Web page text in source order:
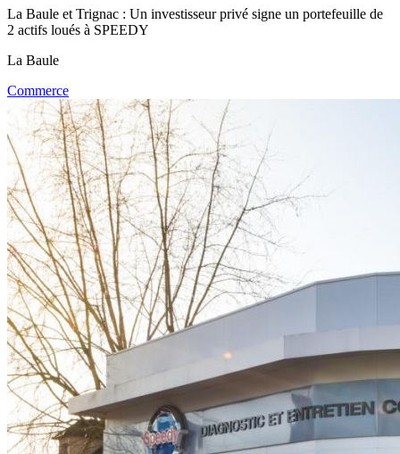
La Baule et Trignac : Un investisseur privé signe un portefeuille de
2 actifs loués à SPEEDY
La Baule
Commerce